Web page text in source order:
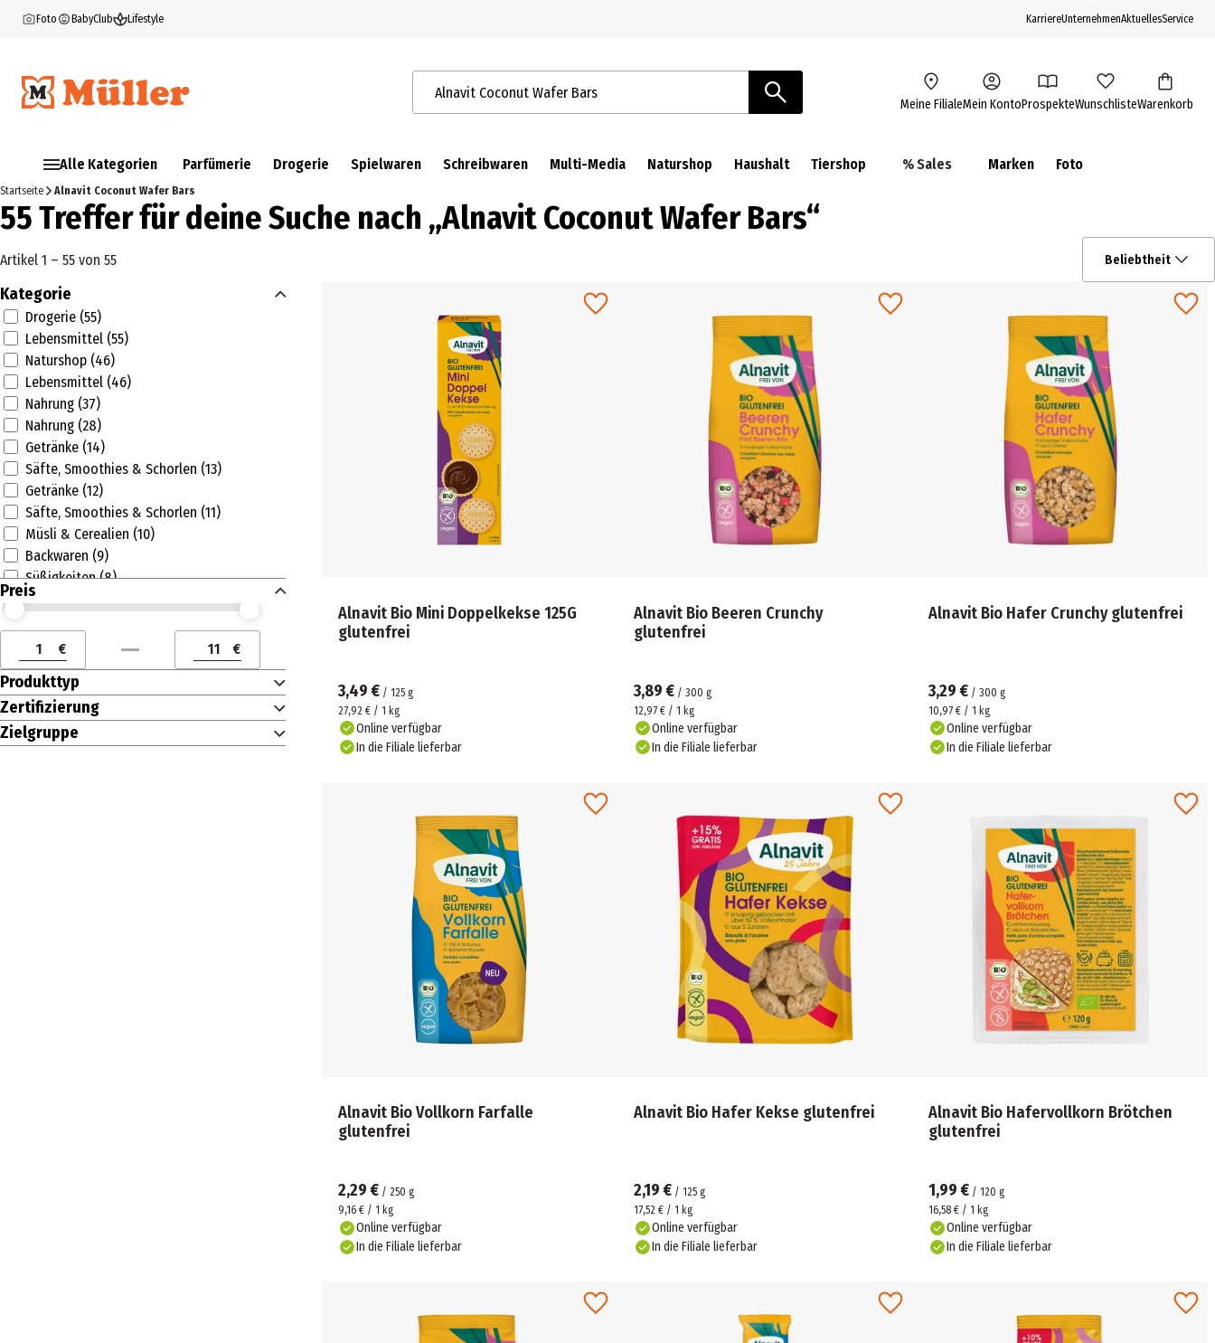
Foto BabyClub Lifestyle KarriereUnternehmenAktuellesService
Suchbegriffe / Artikelnummer Meine FilialeMein KontoProspekteWunschlisteWarenkorb
Alle Kategorien Parfümerie Drogerie Spielwaren Schreibwaren Multi-Media Naturshop Haushalt Tiershop % Sales Marken Foto
Startseite Alnavit Coconut Wafer Bars
55 Treffer für deine Suche nach „Alnavit Coconut Wafer Bars“
Artikel 1 – 55 von 55 Beliebtheit
Kategorie
Drogerie (55)
Lebensmittel (55)
Naturshop (46)
Lebensmittel (46)
Nahrung (37)
Nahrung (28)
Getränke (14)
Säfte, Smoothies & Schorlen (13)
Getränke (12)
Säfte, Smoothies & Schorlen (11)
Müsli & Cerealien (10)
Backwaren (9)
Süßigkeiten (8)
Nudeln, Reis & Hülsenfrüchte (8)
Süßigkeiten (7)
Nudeln (7)
Nudeln (7)
Müsli & Cerealien (6)
Backwaren (6)
Gebäck (5)
Preis
Preis (€) ab
Preis (€) bis
Preis (€) ab
€
Preis (€) bis
€
Produkttyp
Zertifizierung
Zielgruppe
Alnavit Bio Mini Doppelkekse 125G
glutenfrei
3,49 € / 125 g
27,92 € / 1 kg
Online verfügbar
In die Filiale lieferbar
Alnavit Bio Beeren Crunchy
glutenfrei
3,89 €/ 300 g
12,97 € / 1 kg
Online verfügbar
In die Filiale lieferbar
Alnavit Bio Hafer Crunchy glutenfrei
3,29 € /300 g
10,97 € / 1 kg
Online verfügbar
In die Filiale lieferbar
Alnavit Bio Vollkorn Farfalle
glutenfrei
2,29 € / 250 g
9,16 € / 1 kg
Online verfügbar
In die Filiale lieferbar
Alnavit Bio Hafer Kekse glutenfrei
2,19 €/ 125 g
17,52 € / 1 kg
Online verfügbar
In die Filiale lieferbar
Alnavit Bio Hafervollkorn Brötchen
glutenfrei
1,99 € / 120 g
16,58 € / 1 kg
Online verfügbar
In die Filiale lieferbar